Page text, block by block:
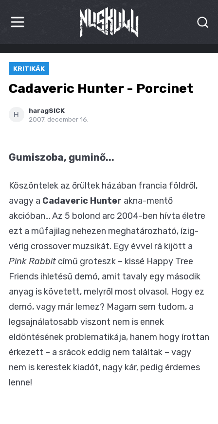
HÍREK
KRITIKÁK
INTERJÚK
MÁSVILÁG
BLOG
KRITIKÁK
Cadaveric Hunter - Porcinet
H
haragSICK
2007. december 16.
Gumiszoba, guminő...
Köszöntelek az őrültek házában francia földről,
avagy a Cadaveric Hunter akna-mentő
akcióban… Az 5 bolond arc 2004-ben hívta életre
ezt a műfajilag nehezen meghatározható, ízig-
vérig crossover muzsikát. Egy évvel rá kijött a
Pink Rabbit című groteszk – kissé Happy Tree
Friends ihletésű demó, amit tavaly egy második
anyag is követett, melyről most olvasol. Hogy ez
demó, vagy már lemez? Magam sem tudom, a
legsajnálatosabb viszont nem is ennek
eldöntésének problematikája, hanem hogy írottan
érkezett – a srácok eddig nem találtak – vagy
nem is kerestek kiadót, nagy kár, pedig érdemes
lenne!